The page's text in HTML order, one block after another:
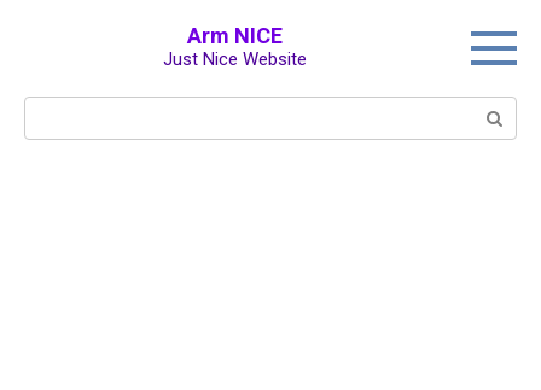
Arm NICE
Just Nice Website